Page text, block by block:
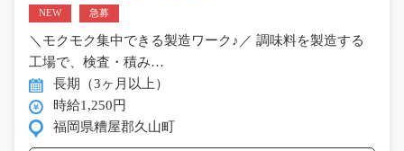
NEW 急募
＼モクモク集中できる製造ワーク♪／ 調味料を製造する
工場で、検査・積み…
長期（3ヶ月以上）
時給1,250円
福岡県糟屋郡久山町